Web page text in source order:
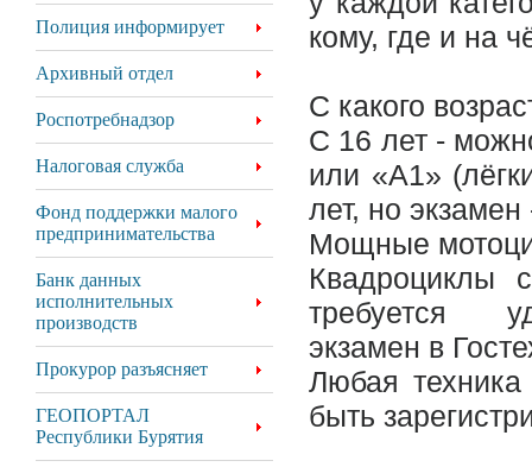
Полиция информирует
Архивный отдел
Роспотребнадзор
Налоговая служба
Фонд поддержки малого
предпринимательства
Банк данных
исполнительных
производств
Прокурор разъясняет
ГЕОПОРТАЛ
Республики Бурятия
кому, где и на
С какого
С 16 лет -
или «А1»
лет, но
Мощные
Квадроциклы
требуется
экзамен в
Любая
быть